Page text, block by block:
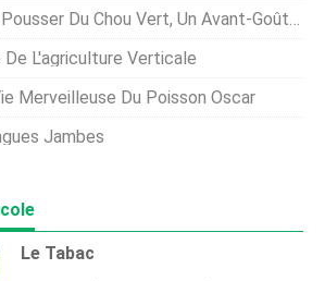
Du Chou Vert, Un Avant-Goût De La Culture Du Sud
De L'agriculture Verticale
Merveilleuse Du Poisson Oscar
Jambes
Le Tabac